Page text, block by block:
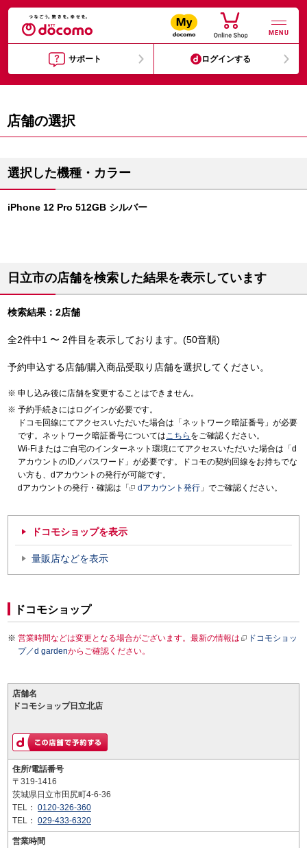
MENU
サポート ログインする
店舗の選択
選択した機種・カラー
iPhone 12 Pro 512GB シルバー
日立市の店舗を検索した結果を表示しています
検索結果：2店舗
全2件中1 〜 2件目を表示しております。(50音順)
予約申込する店舗/購入商品受取り店舗を選択してください。
申し込み後に店舗を変更することはできません。
予約手続きにはログインが必要です。
ドコモ回線にてアクセスいただいた場合は「ネットワーク暗証番号」が必要
です。ネットワーク暗証番号についてはこちら をご確認ください。
Wi-Fiまたはご自宅のインターネット環境にてアクセスいただいた場合は「d
アカウントのID／パスワード」が必要です。ドコモの契約回線をお持ちでな
い方も、dアカウントの発行が可能です。
dアカウントの発行・確認は「
dアカウント発行 」でご確認ください。
ドコモショップを表示
量販店などを表示
ドコモショップ
営業時間などは変更となる場合がございます。最新の情報は
ドコモショッ
プ／d gardenからご確認ください。
店舗名
ドコモショップ日立北店
住所/電話番号
〒319-1416
茨城県日立市田尻町4-6-36
TEL： 0120-326-360
TEL： 029-433-6320
営業時間